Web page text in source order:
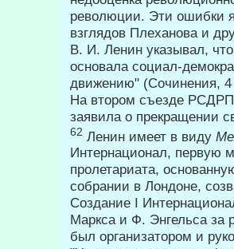
революции. Эти ошибки
взглядов Плеханова и
В. И. Ленин указывал,
основала социал-
движению" (Сочинения,
На втором съезде РСДРП
заявила о прекраще­нии
62 Ленин имеет в виду
Интернационал, первую
пролетариата,
собрании в Лондоне,
Создание I
Маркса и Ф. Энгельса за
был организатором и